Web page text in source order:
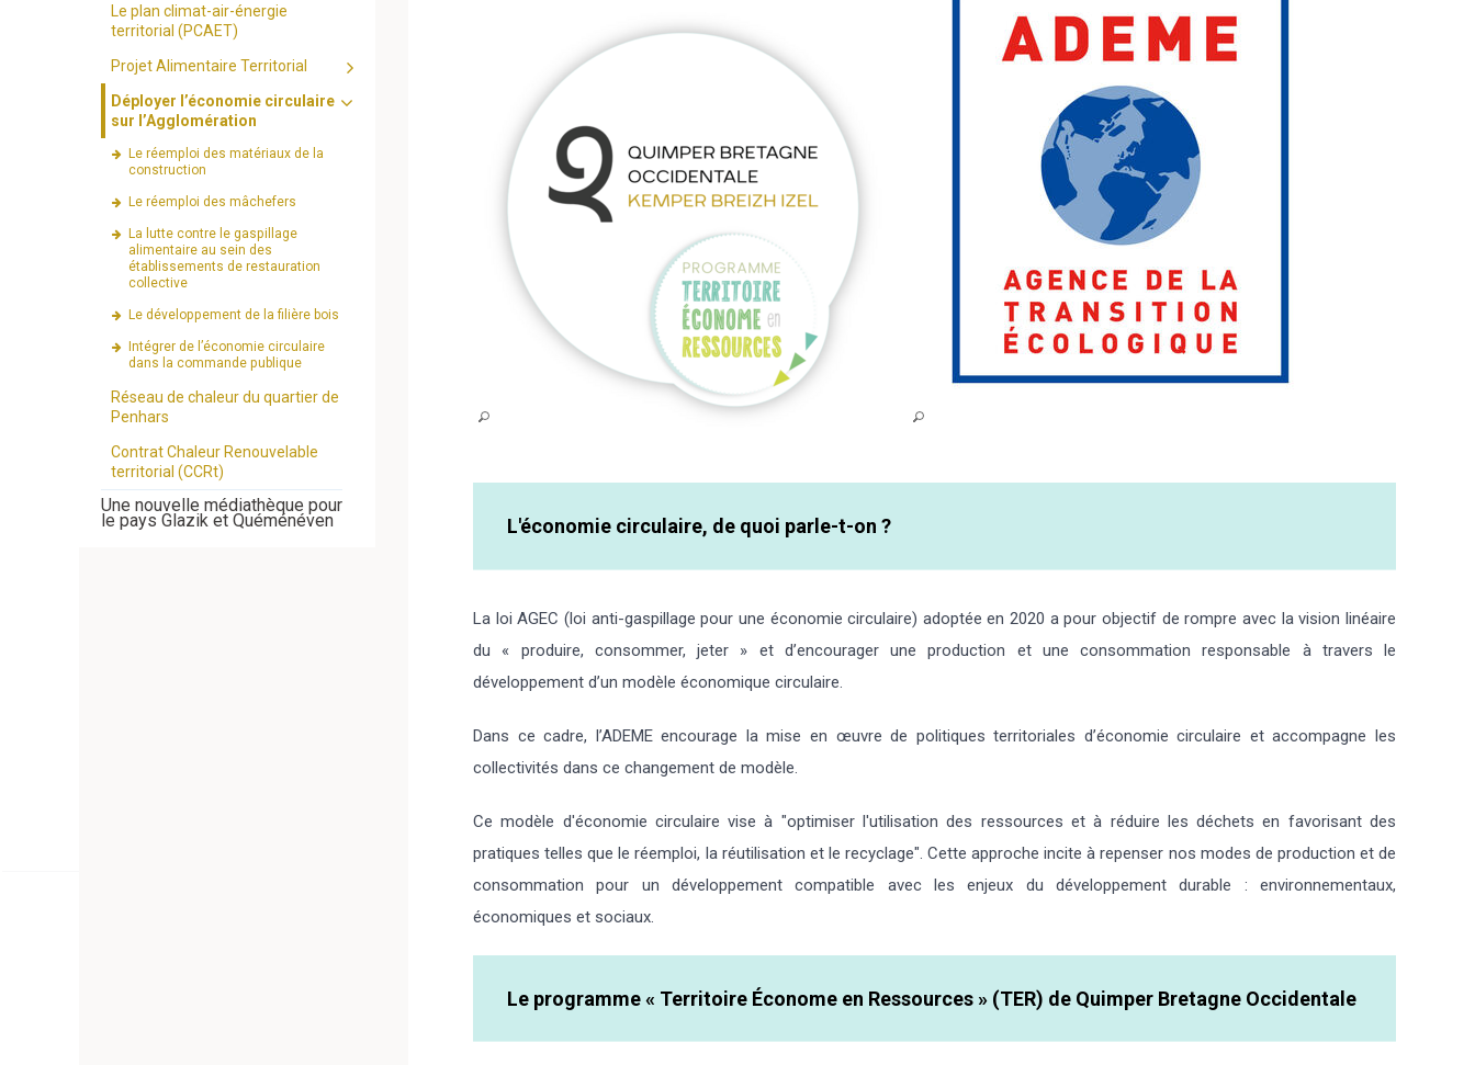
L'économie circulaire, de quoi parle-t-on ?
La loi AGEC (loi anti-gaspillage pour une économie circulaire) adoptée en 2020 a pour objectif de rompre avec la vision linéaire
du « produire, consommer, jeter » et d’encourager une production et une consommation responsable à travers le
développement d’un modèle économique circulaire.
Dans ce cadre, l’ADEME encourage la mise en œuvre de politiques territoriales d’économie circulaire et accompagne les
collectivités dans ce changement de modèle.
Ce modèle d'économie circulaire vise à "optimiser l'utilisation des ressources et à réduire les déchets en favorisant des
pratiques telles que le réemploi, la réutilisation et le recyclage". Cette approche incite à repenser nos modes de production et de
consommation pour un développement compatible avec les enjeux du développement durable : environnementaux,
économiques et sociaux.
Le programme « Territoire Économe en Ressources » (TER) de Quimper Bretagne Occidentale
Le plan climat-air-énergie
territorial (PCAET)
Projet Alimentaire Territorial
Déployer l’économie circulaire
sur l’Agglomération
Le réemploi des matériaux de la
construction
Le réemploi des mâchefers
La lutte contre le gaspillage
alimentaire au sein des
établissements de restauration
collective
Le développement de la filière bois
Intégrer de l’économie circulaire
dans la commande publique
Réseau de chaleur du quartier de
Penhars
Contrat Chaleur Renouvelable
territorial (CCRt)
Une nouvelle médiathèque pour
le pays Glazik et Quéménéven